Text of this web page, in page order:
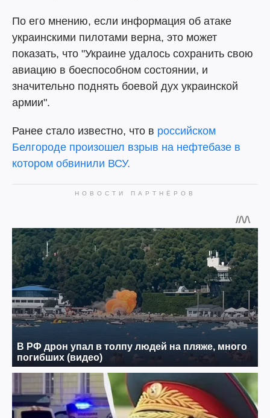
По его мнению, если информация об атаке
украинскими пилотами верна, это может
показать, что "Украине удалось сохранить свою
авиацию в боеспособном состоянии, и
значительно поднять боевой дух украинской
армии".
Ранее стало известно, что в российском
Белгороде произошел взрыв на нефтебазе в
котором обвинили ВСУ.